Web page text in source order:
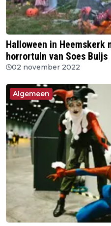
Halloween in Heemskerk
horrortuin van Soes Buijs
02 november 2022
Algemeen